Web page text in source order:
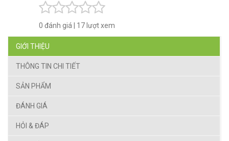
0 đánh giá 17 lượt xem
GIỚI THIỆU
THÔNG TIN CHI TIẾT
SẢN PHẨM
ĐÁNH GIÁ
HỎI & ĐÁP